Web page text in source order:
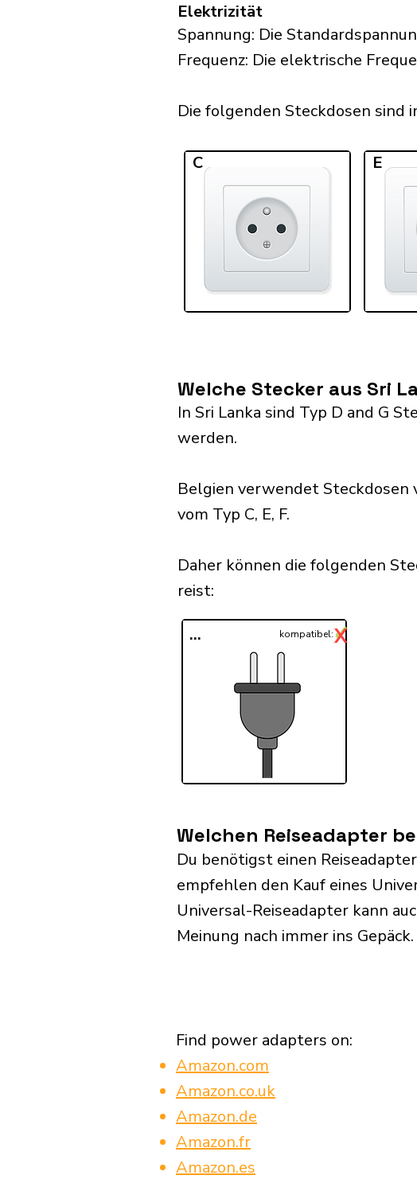
Elektrizität
Spannung: Die
Frequenz: Die elektrische
Die folgenden Steckdosen sind
C E
Welche Stecker aus Sri
In Sri Lanka sind Typ D and G
werden.
Belgien verwendet Steckdosen
vom Typ C, E, F.
Daher können die folgenden
reist:​
... ✓
kompatibel:X
Welchen Reiseadapter
Du benötigst einen
empfehlen den Kauf eines
Universal-Reiseadapter kann
Meinung nach immer ins Gepäck.
Find power adapters on:
Amazon.com
Amazon.co.uk
Amazon.de
Amazon.fr
Amazon.es